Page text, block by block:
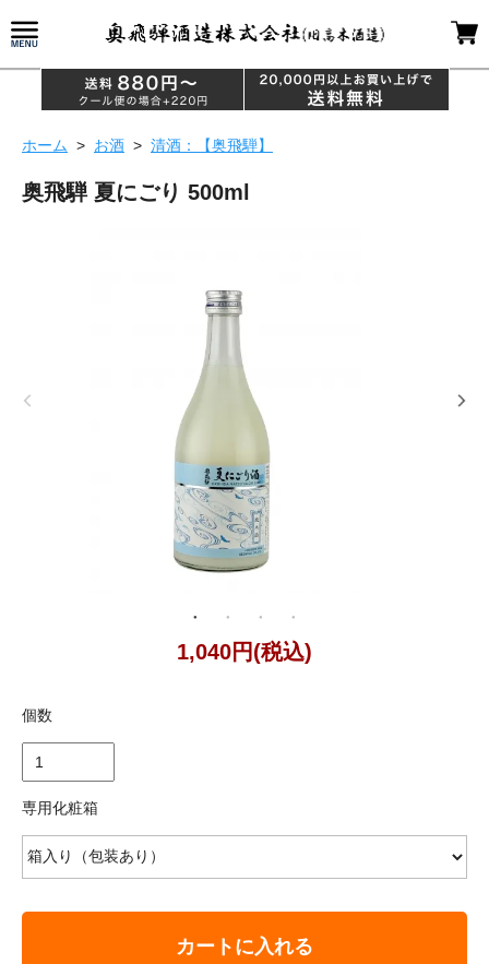
ホーム > お酒 > 清酒：【奥飛騨】
奥飛騨 夏にごり 500ml
1,040円(税込)
個数
専用化粧箱
カートに入れる